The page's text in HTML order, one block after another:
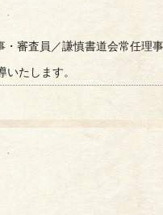
審査員／謙慎書道会常任理
たします。